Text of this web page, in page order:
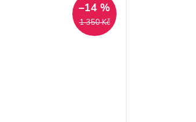
1 350 Kč
–14 %